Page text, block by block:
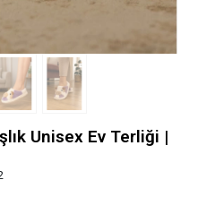
Unisex Ev Terliği |